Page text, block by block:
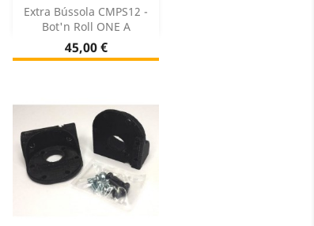
Extra Bússola CMPS12 -
Bot'n Roll ONE A
Preço
45,00 €
Adicionar 
Sem stock